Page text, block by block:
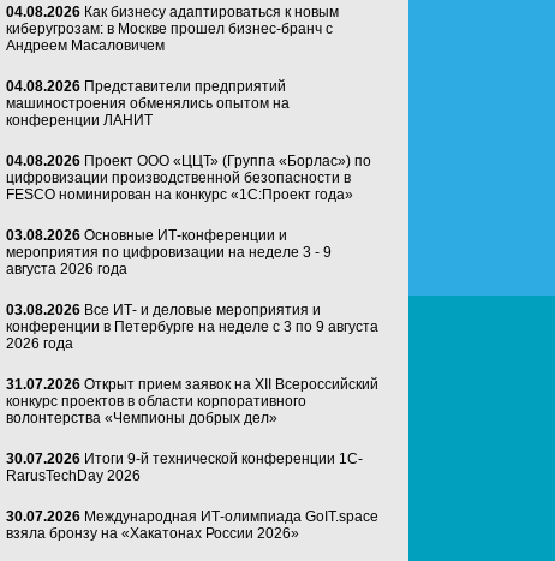
04.08.2026 Как бизнесу адаптироваться к новым
киберугрозам: в Москве прошел бизнес-бранч с
Андреем Масаловичем
04.08.2026 Представители предприятий
машиностроения обменялись опытом на
конференции ЛАНИТ
04.08.2026 Проект ООО «ЦЦТ» (Группа «Борлас») по
цифровизации производственной безопасности в
FESCO номинирован на конкурс «1С:Проект года»
03.08.2026 Основные ИТ-конференции и
мероприятия по цифровизации на неделе 3 - 9
августа 2026 года
03.08.2026 Все ИТ- и деловые мероприятия и
конференции в Петербурге на неделе с 3 по 9 августа
2026 года
31.07.2026 Открыт прием заявок на XII Всероссийский
конкурс проектов в области корпоративного
волонтерства «Чемпионы добрых дел»
30.07.2026 Итоги 9-й технической конференции 1C-
RarusTechDay 2026
30.07.2026 Международная ИТ-олимпиада GoIT.space
взяла бронзу на «Хакатонах России 2026»